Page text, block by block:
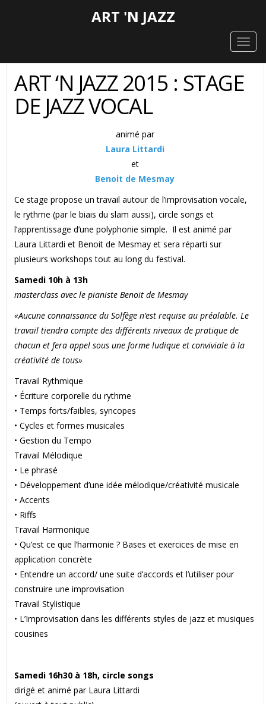
ART 'N JAZZ
ART ‘N JAZZ 2015 : STAGE
DE JAZZ VOCAL
animé par
Laura Littardi
et
Benoit de Mesmay
Ce stage propose un travail autour de l’improvisation vocale,
le rythme (par le biais du slam aussi), circle songs et
l’apprentissage d’une polyphonie simple. Il est animé par
Laura Littardi et Benoit de Mesmay et sera réparti sur
plusieurs workshops tout au long du festival.
Samedi 10h à 13h
masterclass avec le pianiste Benoit de Mesmay
«Aucune connaissance du Solfège n’est requise au préalable. Le
travail tiendra compte des différents niveaux de pratique de
chacun et fera appel sous une forme ludique et conviviale à la
créativité de tous»
Travail Rythmique
• Écriture corporelle du rythme
• Temps forts/faibles, syncopes
• Cycles et formes musicales
• Gestion du Tempo
Travail Mélodique
• Le phrasé
• Développement d’une idée mélodique/créativité musicale
• Accents
• Riffs
Travail Harmonique
• Qu’est ce que l’harmonie ? Bases et exercices de mise en
application concrète
• Entendre un accord/ une suite d’accords et l’utiliser pour
construire une improvisation
Travail Stylistique
• L’Improvisation dans les différents styles de jazz et musiques
cousines
Samedi 16h30 à 18h, circle songs
dirigé et animé par Laura Littardi